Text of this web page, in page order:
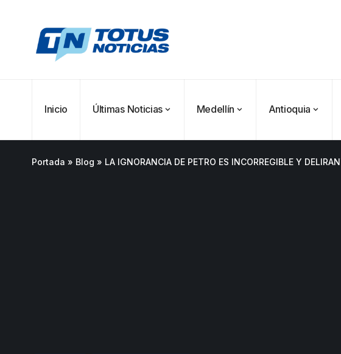
Inicio Últimas Noticias Medellín Antioquia
Portada » Blog » LA IGNORANCIA DE PETRO ES INCORREGIBLE Y